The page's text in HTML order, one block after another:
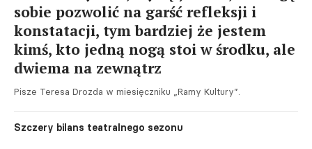
sobie pozwolić na garść refleksji i
konstatacji, tym bardziej że jestem
kimś, kto jedną nogą stoi w środku, ale
dwiema na zewnątrz
Pisze Teresa Drozda w miesięczniku „Ramy Kultury”.
Szczery bilans teatralnego sezonu